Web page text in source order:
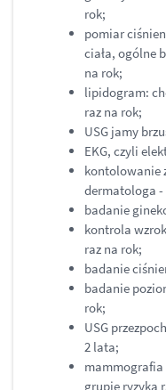
rok;
pomiar
ciała, ogólne
na rok;
lipidogram:
raz na rok;
USG jamy
EKG, czyli
kontolowanie
dermatologa -
badanie
kontrola
raz na rok;
badanie
badanie
rok;
USG
2 lata;
grupie ryzyka